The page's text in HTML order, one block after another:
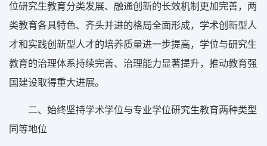
位研究生教育分类发展、融通创新的长效机制更加完善，两
类教育各具特色、齐头并进的格局全面形成，学术创新型人
才和实践创新型人才的培养质量进一步提高，学位与研究生
教育的治理体系持续完善、治理能力显著提升，推动教育强
国建设取得重大进展。
二、始终坚持学术学位与专业学位研究生教育两种类型
同等地位